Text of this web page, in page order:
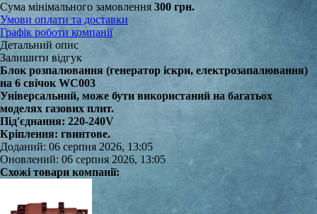
Сума мінімального замовлення 300 грн.
Умови оплати та доставки
Графік роботи компанії
Детальний опис
Залишити відгук
Блок розпалювання (генератор іскри, електрозапалювання)
на 6 свічок WC003
Універсальний, може бути використаний на багатьох
моделях газових плит.
Під'єднання: 220-240V
Кріплення: гвинтове.
Доданий: 06 серпня 2026, 13:05
Оновлений: 06 серпня 2026, 13:05
Схожі товари компанії: